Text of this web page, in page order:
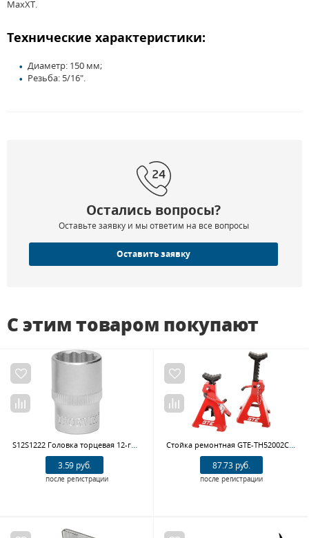
MaxXT.
Технические характеристики:
Диаметр: 150 мм;
Резьба: 5/16".
Остались вопросы?
Оставьте заявку и мы ответим на все вопросы
Оставить заявку
С этим товаром покупают
S12S1222 Головка торцевая 12-гранная 3/8" DR, 22 мм
3.59 руб.
после регистрации
Стойка ремонтная GTE-TH52002С (2 т, h=282-43 мм, 2 шт.)
87.73 руб.
после регистрации